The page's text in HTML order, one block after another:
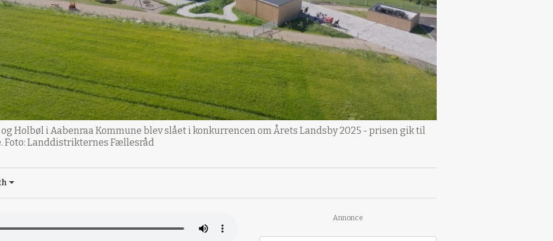
Holbøl i Aabenraa Kommune blev slået i konkurrencen om Årets Landsby 2025 - prisen gik til
Foto: Landdistrikternes Fællesråd
Annonce